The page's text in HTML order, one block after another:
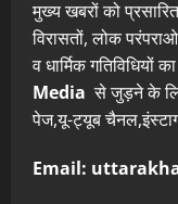
मुख्य खबरों को
विरासतों, लोक
व धार्मिक गतिविधियों
Media से जुड़ने के
पेज,यू-ट्यूब
Email: